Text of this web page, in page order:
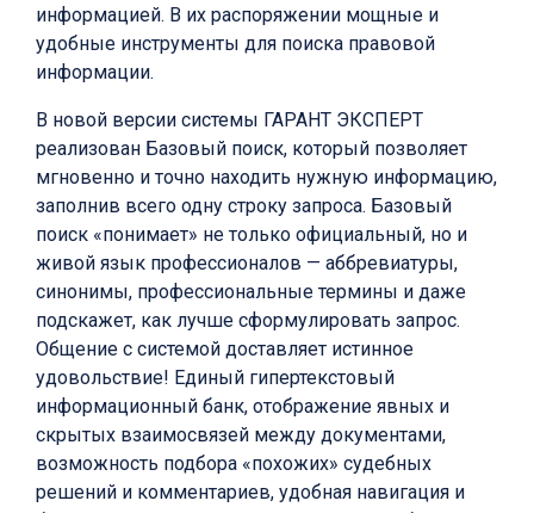
информацией. В их распоряжении мощные и
удобные инструменты для поиска правовой
информации.
В новой версии системы ГАРАНТ ЭКСПЕРТ
реализован Базовый поиск, который позволяет
мгновенно и точно находить нужную информацию,
заполнив всего одну строку запроса. Базовый
поиск «понимает» не только официальный, но и
живой язык профессионалов — аббревиатуры,
синонимы, профессиональные термины и даже
подскажет, как лучше сформулировать запрос.
Общение с системой доставляет истинное
удовольствие! Единый гипертекстовый
информационный банк, отображение явных и
скрытых взаимосвязей между документами,
возможность подбора «похожих» судебных
решений и комментариев, удобная навигация и